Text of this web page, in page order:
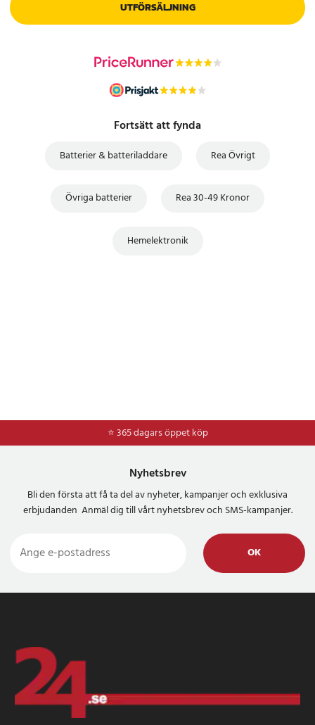
UTFÖRSÄLJNING
Fortsätt att fynda
Batterier & batteriladdare Rea Övrigt
Övriga batterier Rea 30-49 Kronor
Hemelektronik
⭐ 365 dagars öppet köp
⭐Frakt 49kr *
Nyhetsbrev
Bli den första att få ta del av nyheter, kampanjer och exklusiva
erbjudanden Anmäl dig till vårt nyhetsbrev och SMS-kampanjer.
OK